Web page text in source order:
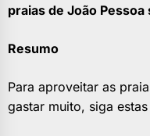
praias de João
Resumo
Para aproveitar as
gastar muito, siga